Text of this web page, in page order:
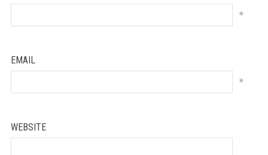
*
EMAIL
*
WEBSITE